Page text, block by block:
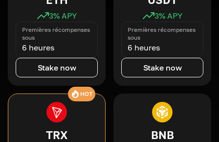
3% APY
Premières récompenses
sous
6 heures
Stake now
3% APY
Premières récompenses
sous
6 heures
Stake now
HOT
TRX BNB